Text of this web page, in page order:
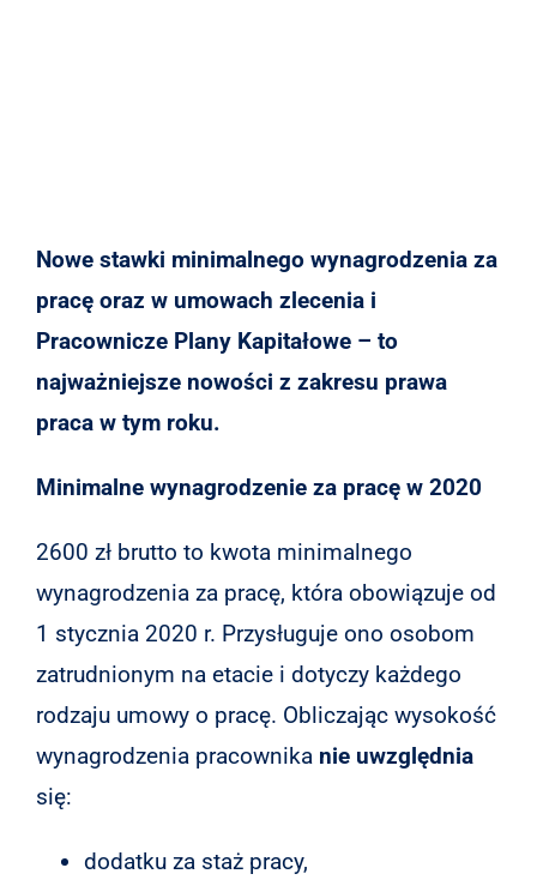
Nowe stawki minimalnego wynagrodzenia za
pracę oraz w umowach zlecenia i
Pracownicze Plany Kapitałowe – to
najważniejsze nowości z zakresu prawa
praca w tym roku.
Minimalne wynagrodzenie za pracę w 2020
2600 zł brutto to kwota minimalnego
wynagrodzenia za pracę, która obowiązuje od
1 stycznia 2020 r. Przysługuje ono osobom
zatrudnionym na etacie i dotyczy każdego
rodzaju umowy o pracę. Obliczając wysokość
wynagrodzenia pracownika nie uwzględnia
się:
dodatku za staż pracy,